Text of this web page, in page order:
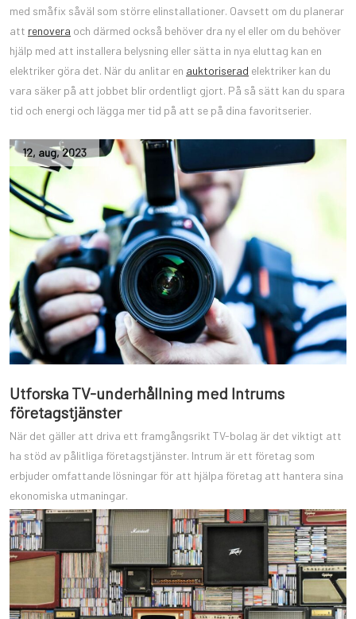
med småfix såväl som större elinstallationer. Oavsett om du planerar
att renovera och därmed också behöver dra ny el eller om du behöver
hjälp med att installera belysning eller sätta in nya eluttag kan en
elektriker göra det. När du anlitar en auktoriserad elektriker kan du
vara säker på att jobbet blir ordentligt gjort. På så sätt kan du spara
tid och energi och lägga mer tid på att se på dina favoritserier.
12, aug,2023
Utforska TV-underhållning med Intrums
företagstjänster
När det gäller att driva ett framgångsrikt TV-bolag är det viktigt att
ha stöd av pålitliga företagstjänster. Intrum är ett företag som
erbjuder omfattande lösningar för att hjälpa företag att hantera sina
ekonomiska utmaningar.